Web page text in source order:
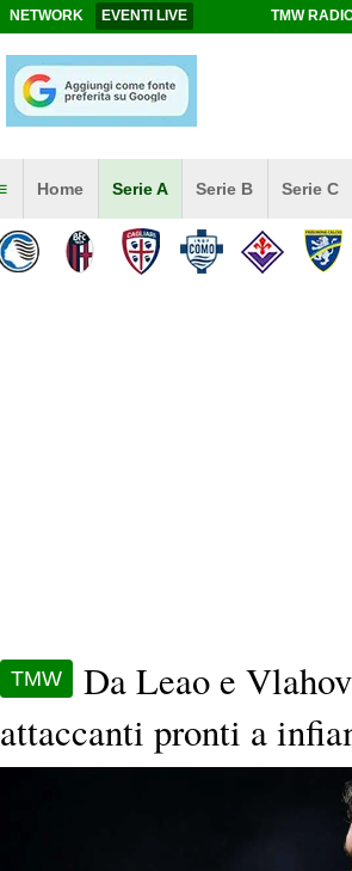
NETWORK EVENTI LIVE TMW
Home Serie A Serie B Serie C
TMW
Da Leao e
attaccanti pronti a